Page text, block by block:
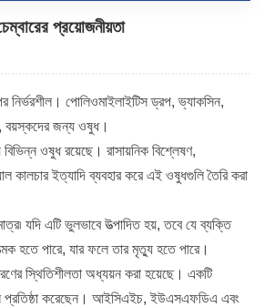
প্রয়োজনীয়তা
নির্ভরশীল। পোলিওমাইলাইটিস ড্রপ, ভ্যাকসিন,
বয়স্কদের জন্য ওষুধ।
বিভিন্ন ওষুধ রয়েছে। রাসায়নিক বিশ্লেষণ,
কালচার ইত্যাদি ব্যবহার করে এই ওষুধগুলি তৈরি করা
যদি এটি ভুলভাবে উত্পাদিত হয়, তবে যে ব্যক্তি
হতে পারে, যার ফলে তার মৃত্যু হতে পারে।
স্থিতিশীলতা অধ্যয়ন করা হয়েছে। একটি
প্রতিষ্ঠা করেছেন। আইসিএইচ, ইউএসএফডিএ এবং